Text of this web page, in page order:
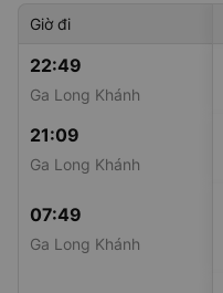
Giờ đi
22:49
Ga Long Khánh
21:09
Ga Long Khánh
07:49
Ga Long Khánh